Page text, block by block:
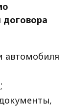
договора
автомобиля